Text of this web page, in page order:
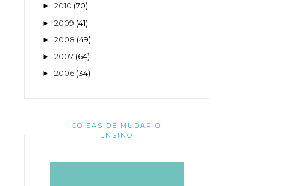
► 2010 (70)
► 2009 (41)
► 2008 (49)
► 2007 (64)
► 2006 (34)
COISAS DE MUDAR O
ENSINO